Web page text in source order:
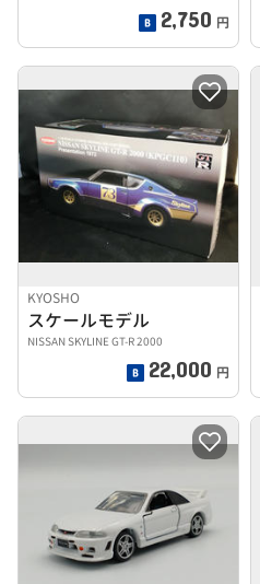
2,750 円
KYOSHO
スケールモデル
NISSAN SKYLINE GT-R 2000
22,000 円